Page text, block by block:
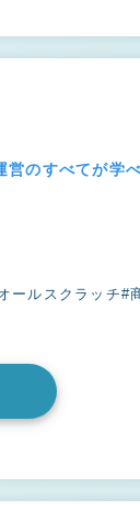
営のすべてが学
ールスクラッチ#